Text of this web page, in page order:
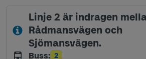
Linje 2 är indragen
Rådmansvägen och
Sjömansvägen.
Buss: 2